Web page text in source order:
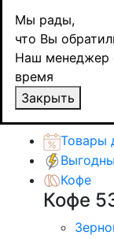
Мы рады,
что Вы
Наш менеджер
время
Закрыть
Кофе
Зерновой
Tris caffe,
Назадтоваров
Каталог
Товары
Кофе
Кофе